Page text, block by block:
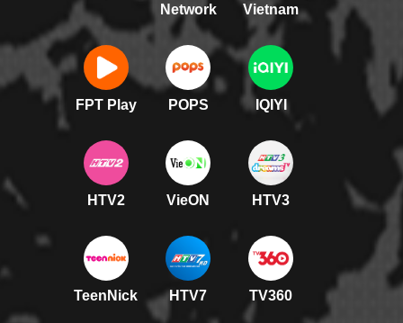
Network
Vietnam
FPT Play POPS IQIYI
HTV2 VieON HTV3
TeenNick HTV7 TV360